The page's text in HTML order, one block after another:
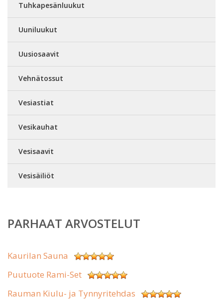
Tuhkapesänluukut
Uuniluukut
Uusiosaavit
Vehnätossut
Vesiastiat
Vesikauhat
Vesisaavit
Vesisäiliöt
PARHAAT ARVOSTELUT
Kaurilan Sauna
Puutuote Rami-Set
Rauman Kiulu- ja Tynnyritehdas